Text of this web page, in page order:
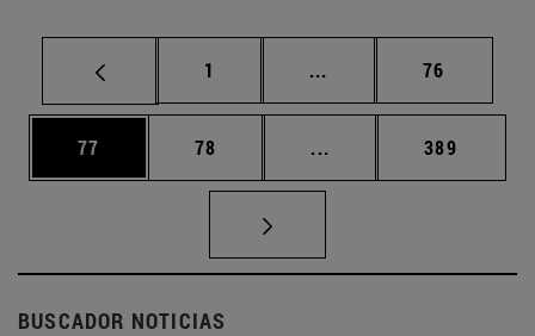
Página
1 ... Páginas intermedias
Página
76
Página
77 Página
78 ... Páginas intermedias
Página
389
BUSCADOR NOTICIAS